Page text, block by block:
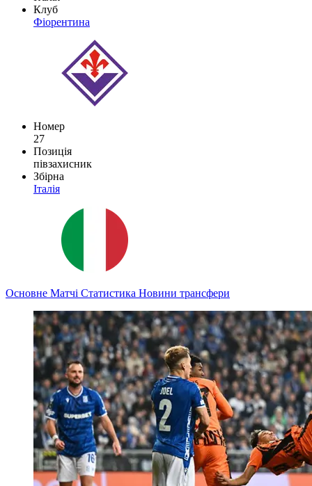
Клуб
Фіорентина
Номер
27
Позиція
півзахисник
Збірна
Італія
Основне Матчі Статистика Новини трансфери